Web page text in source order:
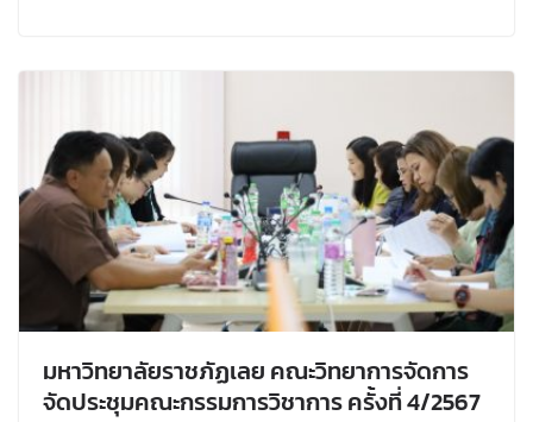
มหาวิทยาลัยราชภัฏเลย คณะวิทยาการจัดการ
จัดประชุมคณะกรรมการวิชาการ ครั้งที่ 4/2567